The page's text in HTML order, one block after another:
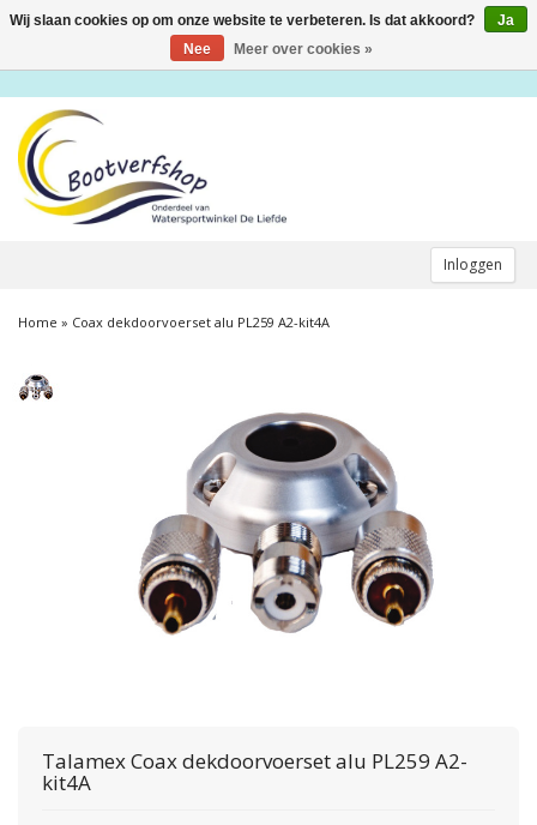
Inloggen
Toggle
Home » Coax dekdoorvoerset alu PL259 A2-kit4A
TalamexCoax dekdoorvoerset alu PL259 A2-
kit4A
Wij slaan cookies op om onze website te verbeteren. Is dat akkoord?
Ja
Nee
Meer over cookies »